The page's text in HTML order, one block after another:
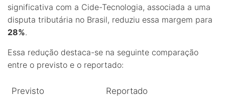
significativa com a Cide-Tecnologia, associada a uma
disputa tributária no Brasil, reduziu essa margem para
28%.
Essa redução destaca-se na seguinte comparação
entre o previsto e o reportado:
Previsto Reportado